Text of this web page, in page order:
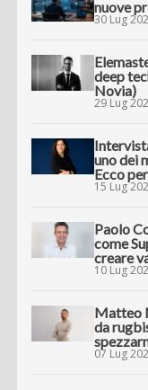
nuove
30 Lug
deep
Novia)
29 Lug
uno dei
Ecco
15 Lug
Paolo
come
creare
10 Lug
Matteo
da
07 Lug